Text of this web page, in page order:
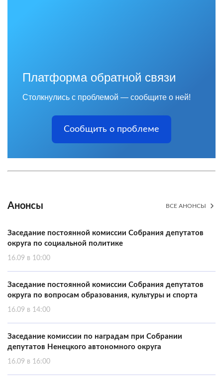
Платформа обратной связи
Столкнулись с проблемой — сообщите о ней!
Сообщить о проблеме
Анонсы ВСЕ АНОНСЫ
Заседание постоянной комиссии Собрания депутатов
округа по социальной политике
16.09 в 10:00
Заседание постоянной комиссии Собрания депутатов
округа по вопросам образования, культуры и спорта
16.09 в 14:00
Заседание комиссии по наградам при Собрании
депутатов Ненецкого автономного округа
16.09 в 16:00